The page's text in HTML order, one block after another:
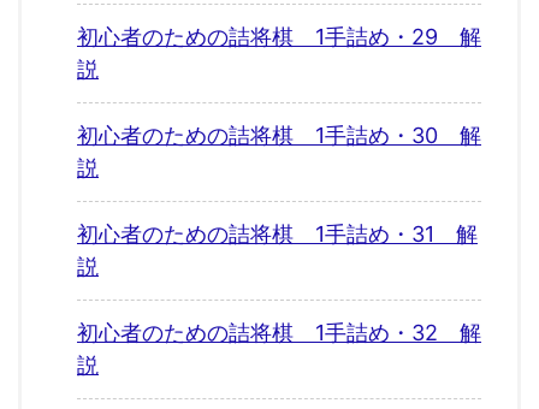
初心者のための詰将棋 1手詰め・29 解
説
初心者のための詰将棋 1手詰め・30 解
説
初心者のための詰将棋 1手詰め・31 解
説
初心者のための詰将棋 1手詰め・32 解
説